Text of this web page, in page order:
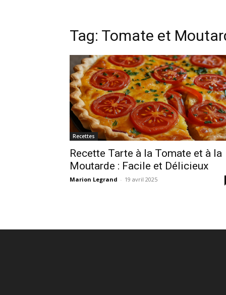
Tag: Tomate et
Recettes
Recette Tarte à la Tomate et à la
Moutarde : Facile et Délicieux
Marion Legrand - 19 avril 2025